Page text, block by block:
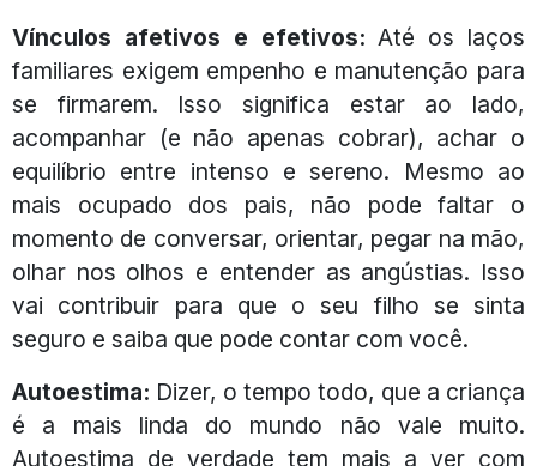
Vínculos afetivos e efetivos:Até os laços
familiares exigem empenho e manutenção para
se firmarem. Isso significa estar ao lado,
acompanhar (e não apenas cobrar), achar o
equilíbrio entre intenso e sereno. Mesmo ao
mais ocupado dos pais, não pode faltar o
momento de conversar, orientar, pegar na mão,
olhar nos olhos e entender as angústias. Isso
vai contribuir para que o seu filho se sinta
seguro e saiba que pode contar com você.
Autoestima: Dizer, o tempo todo, que a criança
é a mais linda do mundo não vale muito.
Autoestima de verdade tem mais a ver com